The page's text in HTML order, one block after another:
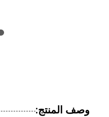
وصف المنتج: